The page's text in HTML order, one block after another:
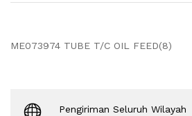
ME073974 TUBE T/C OIL FEED(8)
Pengiriman Seluruh Wilayah